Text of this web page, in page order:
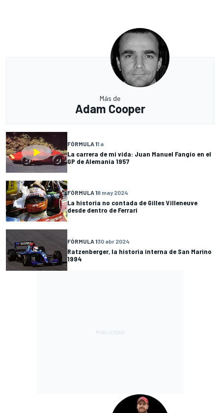
Más de
Adam Cooper
FÓRMULA 11 a
La carrera de mi vida: Juan Manuel Fangio en el
GP de Alemania 1957
FÓRMULA 18 may 2024
La historia no contada de Gilles Villeneuve
desde dentro de Ferrari
FÓRMULA 130 abr 2024
Ratzenberger, la historia interna de San Marino
1994